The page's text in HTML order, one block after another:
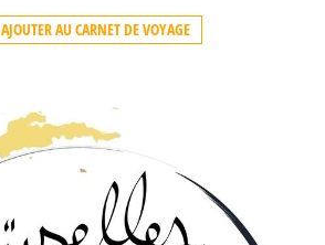
AJOUTER AU CARNET DE VOYAGE